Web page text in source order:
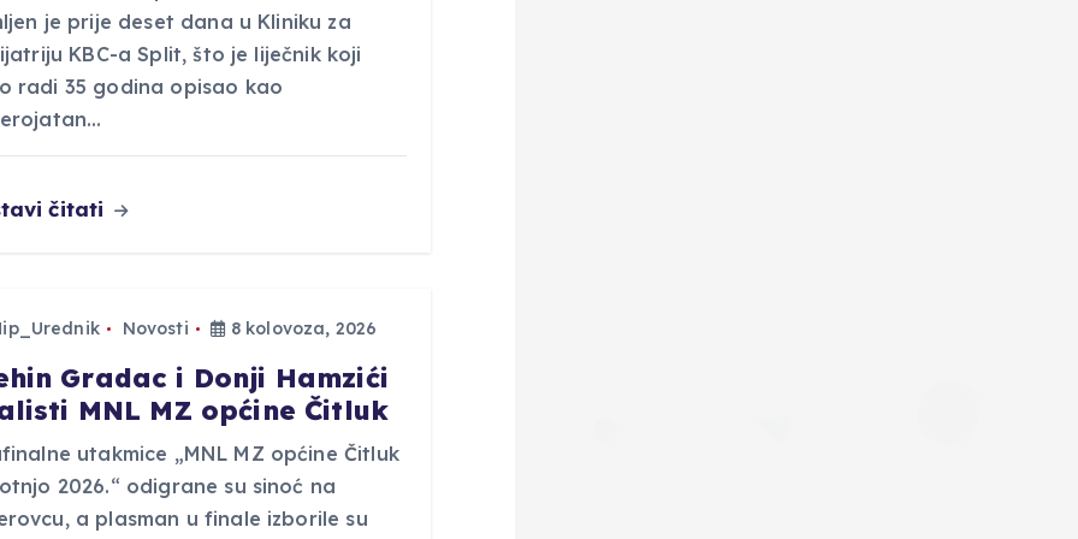
je prije deset dana u Kliniku za
KBC-a Split, što je liječnik koji
radi 35 godina opisao kao
čitati
Novosti 8 kolovoza, 2026
Gradac i Donji Hamzići
MNL MZ općine Čitluk
utakmice „MNL MZ općine Čitluk
2026.“ odigrane su sinoć na
a plasman u finale izborile su